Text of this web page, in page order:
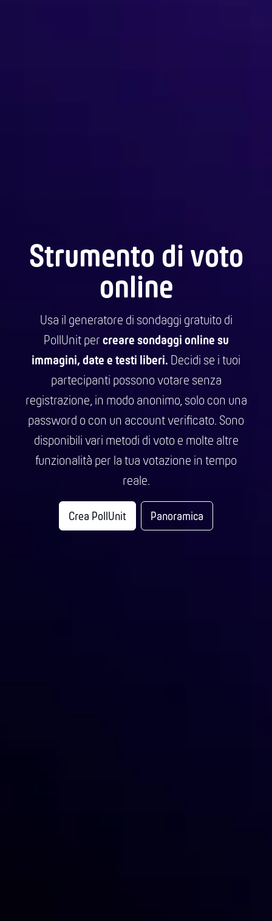
Strumento di voto
online
Usa il generatore di sondaggi gratuito di
PollUnit per creare sondaggi online su
immagini, date e testi liberi. Decidi se i tuoi
partecipanti possono votare senza
registrazione, in modo anonimo, solo con una
password o con un account verificato. Sono
disponibili vari metodi di voto e molte altre
funzionalità per la tua votazione in tempo
reale.
Crea PollUnit Panoramica